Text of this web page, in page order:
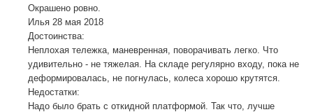
Окрашено ровно.
Илья 28 мая 2018
Достоинства:
Неплохая тележка, маневренная, поворачивать легко. Что
удивительно - не тяжелая. На складе регулярно входу, пока не
деформировалась, не погнулась, колеса хорошо крутятся.
Недостатки:
Надо было брать с откидной платформой. Так что, лучше